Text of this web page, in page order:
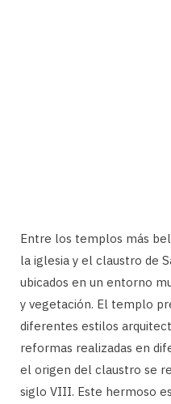
Entre los templos más
la iglesia y el claustro de
ubicados en un entorno
y vegetación. El templo
diferentes estilos
reformas realizadas en
el origen del claustro se
siglo VIII. Este hermoso